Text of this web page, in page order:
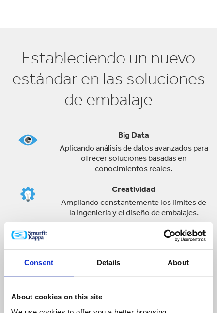
Consent Details About
About cookies on this site
Estableciendo un nuevo
estándar en las soluciones
de embalaje
Big Data
Aplicando análisis de datos avanzados para
ofrecer soluciones basadas en
conocimientos reales.
Creatividad
Ampliando constantemente los límites de
la ingeniería y el diseño de embalajes.
un servicio real.
Realizando pruebas de investigación y
comparativas utilizando los recursos